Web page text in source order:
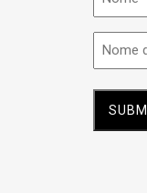
Nome
do